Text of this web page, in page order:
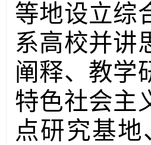
等地设立综
系高校并讲
阐释、教学
特色社会主
点研究基